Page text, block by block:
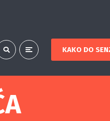
KAKO DO